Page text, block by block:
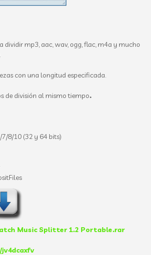
dividir mp3, aac, wav, ogg, flac, m4a y mucho
con una longitud especificada.
de división al mismo tiempo.
8/10 (32 y 64 bits)
Music Splitter 1.2 Portable.rar